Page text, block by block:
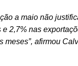
a maio não
2,7% nas
meses”, afirmou